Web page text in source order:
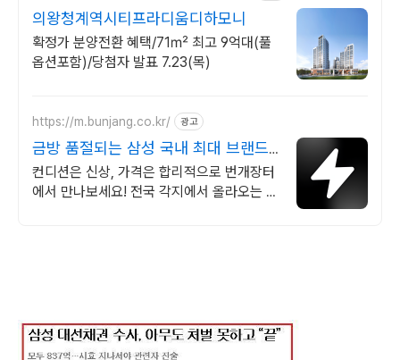
의왕청계역시티프라디움디하모니
확정가 분양전환 혜택/71㎡ 최고 9억대(풀
옵션포함)/당첨자 발표 7.23(목)
https://m.bunjang.co.kr/ 광고
금방 품절되는 삼성 국내 최대 브랜드
중고거래
컨디션은 신상, 가격은 합리적으로 번개장터
에서 만나보세요! 전국 각지에서 올라오는 전